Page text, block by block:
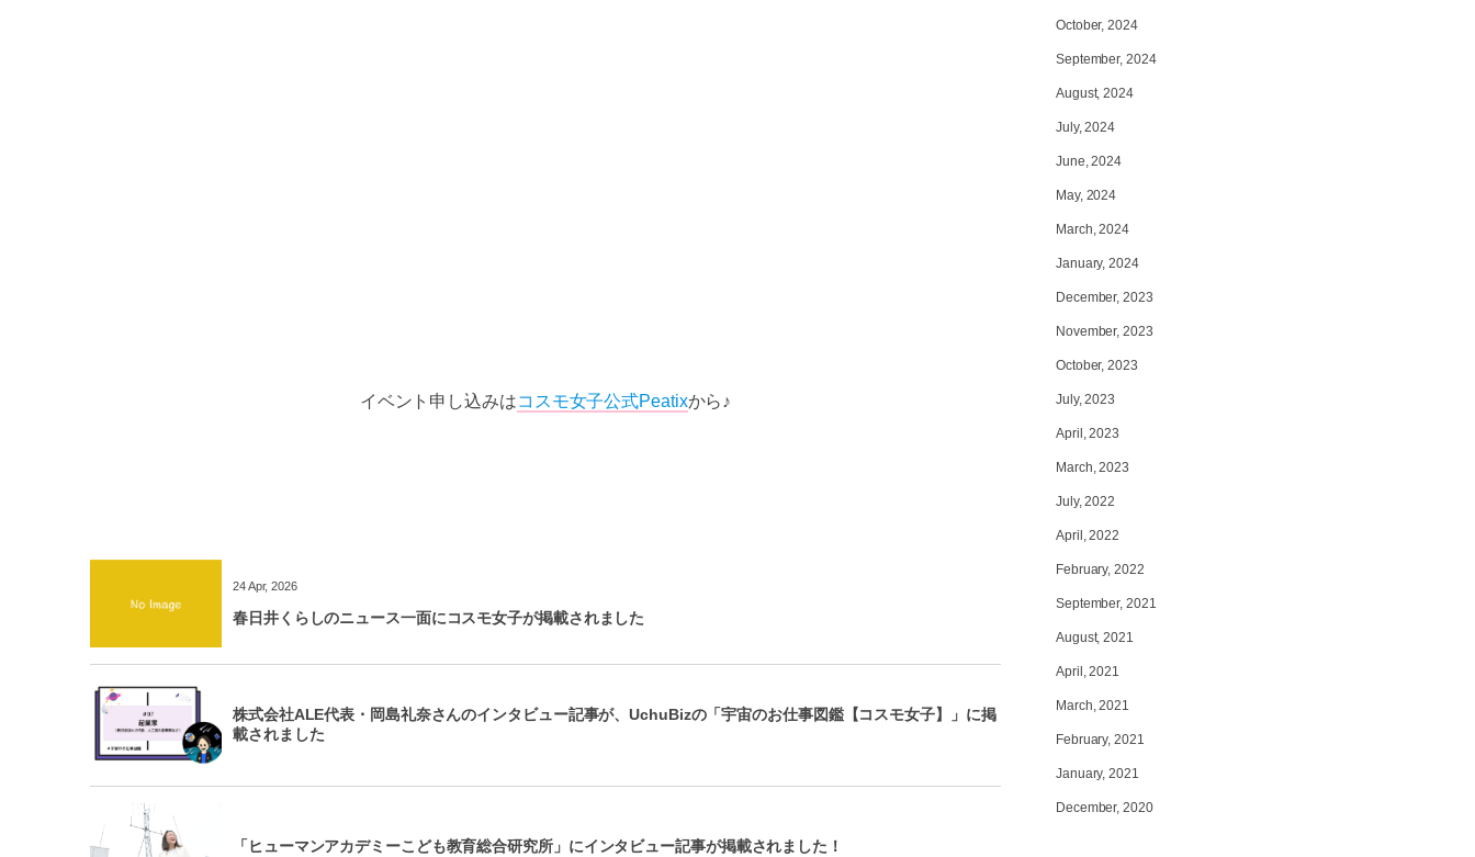
イベント申し込みはコスモ女子公式Peatixから♪
24Apr,2026
春日井くらしのニュース一面にコスモ女子が掲載されました
株式会社ALE代表・岡島礼奈さんのインタビュー記事が、UchuBizの「宇宙のお仕事図鑑【コスモ女子】」に掲
載されました
「ヒューマンアカデミーこども教育総合研究所」にインタビュー記事が掲載されました！
October, 2024
September, 2024
August, 2024
July, 2024
June, 2024
May, 2024
March, 2024
January, 2024
December, 2023
November, 2023
October, 2023
July, 2023
April, 2023
March, 2023
July, 2022
April, 2022
February, 2022
September, 2021
August, 2021
April, 2021
March, 2021
February, 2021
January, 2021
December, 2020